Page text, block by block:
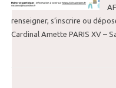
renseigner, s’inscrire ou
Cardinal Amette PARIS XV –